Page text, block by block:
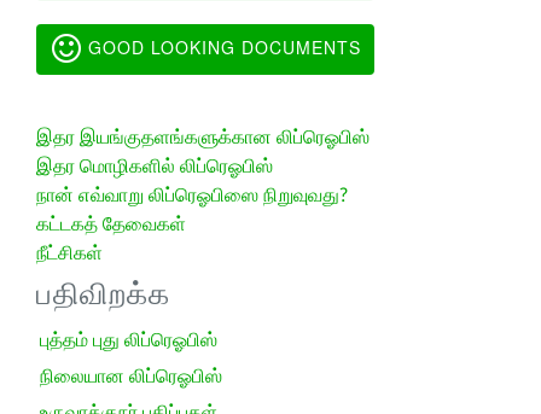
GOOD LOOKING DOCUMENTS
இதர இயங்குதளங்களுக்கான லிப்ரெஓபிஸ்
இதர மொழிகளில் லிப்ரெஓபிஸ்
நான் எவ்வாறு லிப்ரெஓபிஸை நிறுவுவது?
கட்டகத் தேவைகள்
நீட்சிகள்
பதிவிறக்க
புத்தம் புது லிப்ரெஓபிஸ்
நிலையான லிப்ரெஓபிஸ்